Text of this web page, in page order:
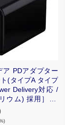
ア PDアダプター
(タイプA タイプ
Delivery対応 /
ウム) 採用］ ブ